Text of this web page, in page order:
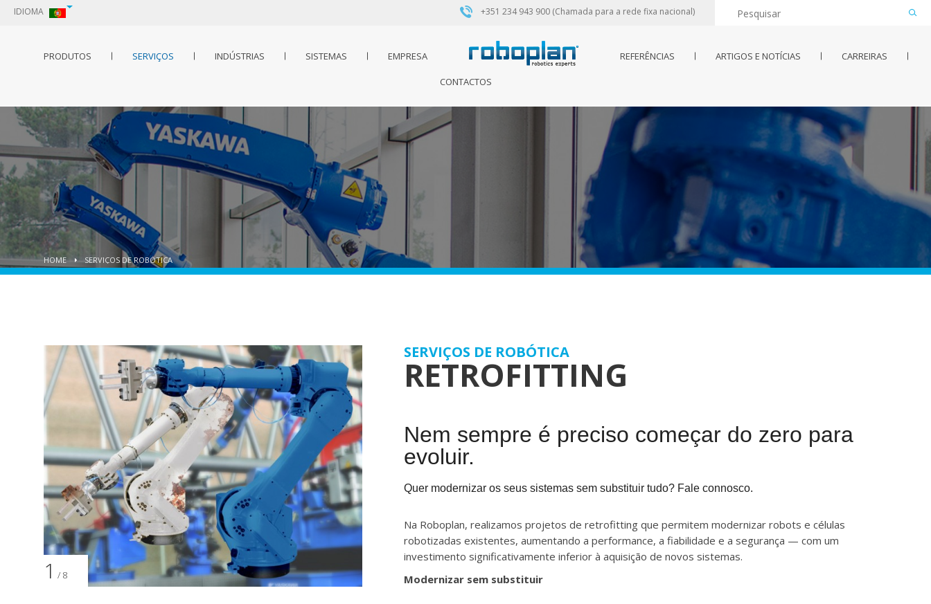
IDIOMA +351 234 943 900 (Chamada para a rede fixa nacional)
PRODUTOS SERVIÇOS INDÚSTRIAS SISTEMAS EMPRESA REFERÊNCIAS ARTIGOS E NOTÍCIAS CARREIRAS
CONTACTOS
HOME SERVIÇOS DE ROBÓTICA
1 / 8
SERVIÇOS DE ROBÓTICA
RETROFITTING
Nem sempre é preciso começar do zero para
evoluir.
Quer modernizar os seus sistemas sem substituir tudo? Fale connosco.
Na Roboplan, realizamos projetos de retrofitting que permitem modernizar robots e células
robotizadas existentes, aumentando a performance, a fiabilidade e a segurança — com um
investimento significativamente inferior à aquisição de novos sistemas.
Modernizar sem substituir